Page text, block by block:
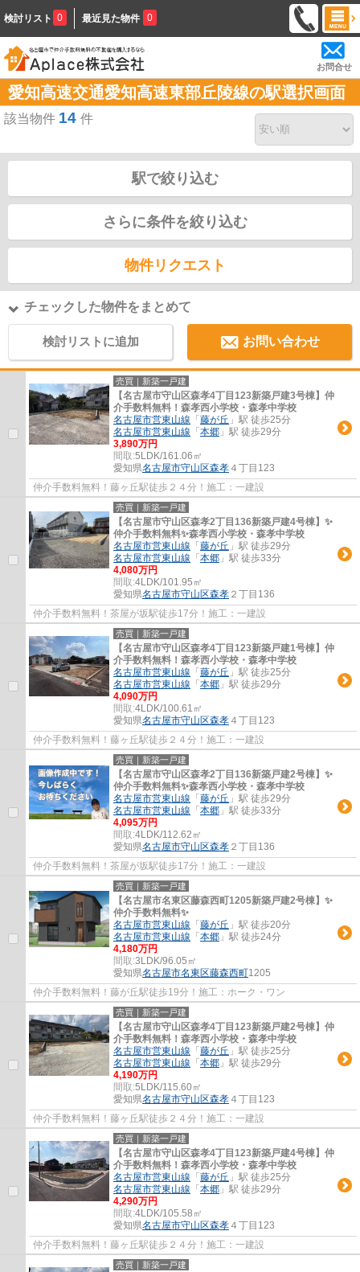
検討リスト 0 最近見た物件 0
お問合せ
愛知高速交通愛知高速東部丘陵線の駅選択画面
該当物件 14 件
駅で絞り込む
さらに条件を絞り込む
物件リクエスト
チェックした物件をまとめて
検討リストに追加 お問い合わせ
売買｜新築一戸建
【名古屋市守山区森孝4丁目123新築戸建3号棟】仲
介手数料無料！森孝西小学校・森孝中学校
名古屋市営東山線 「 藤が丘 」駅 徒歩25分
名古屋市営東山線 「 本郷 」駅 徒歩29分
3,890万円
間取:5LDK/161.06㎡
愛知県名古屋市守山区森孝 ４丁目123
仲介手数料無料！藤ヶ丘駅徒歩２４分！施工：一建設
売買｜新築一戸建
【名古屋市守山区森孝2丁目136新築戸建4号棟】✨️
仲介手数料無料✨️森孝西小学校・森孝中学校
名古屋市営東山線 「 藤が丘 」駅 徒歩29分
名古屋市営東山線 「 本郷 」駅 徒歩33分
4,080万円
間取:4LDK/101.95㎡
愛知県名古屋市守山区森孝 ２丁目136
仲介手数料無料！茶屋が坂駅徒歩17分！施工：一建設
売買｜新築一戸建
【名古屋市守山区森孝4丁目123新築戸建1号棟】仲
介手数料無料！森孝西小学校・森孝中学校
名古屋市営東山線 「 藤が丘 」駅 徒歩25分
名古屋市営東山線 「 本郷 」駅 徒歩29分
4,090万円
間取:4LDK/100.61㎡
愛知県名古屋市守山区森孝 ４丁目123
仲介手数料無料！藤ヶ丘駅徒歩２４分！施工：一建設
売買｜新築一戸建
【名古屋市守山区森孝2丁目136新築戸建2号棟】✨️
仲介手数料無料✨️森孝西小学校・森孝中学校
名古屋市営東山線 「 藤が丘 」駅 徒歩29分
名古屋市営東山線 「 本郷 」駅 徒歩33分
4,095万円
間取:4LDK/112.62㎡
愛知県名古屋市守山区森孝 ２丁目136
仲介手数料無料！茶屋が坂駅徒歩17分！施工：一建設
売買｜新築一戸建
【名古屋市名東区藤森西町1205新築戸建2号棟】✨️
仲介手数料無料✨️
名古屋市営東山線 「 藤が丘 」駅 徒歩20分
名古屋市営東山線 「 本郷 」駅 徒歩24分
4,180万円
間取:3LDK/96.05㎡
愛知県名古屋市名東区藤森西町1205
仲介手数料無料！藤が丘駅徒歩19分！施工：ホーク・ワン
売買｜新築一戸建
【名古屋市守山区森孝4丁目123新築戸建2号棟】仲
介手数料無料！森孝西小学校・森孝中学校
名古屋市営東山線 「 藤が丘 」駅 徒歩25分
名古屋市営東山線 「 本郷 」駅 徒歩29分
4,190万円
間取:5LDK/115.60㎡
愛知県名古屋市守山区森孝 ４丁目123
仲介手数料無料！藤ヶ丘駅徒歩２４分！施工：一建設
売買｜新築一戸建
【名古屋市守山区森孝4丁目123新築戸建4号棟】仲
介手数料無料！森孝西小学校・森孝中学校
名古屋市営東山線 「 藤が丘 」駅 徒歩25分
名古屋市営東山線 「 本郷 」駅 徒歩29分
4,290万円
間取:4LDK/105.58㎡
愛知県名古屋市守山区森孝 ４丁目123
仲介手数料無料！藤ヶ丘駅徒歩２４分！施工：一建設
売買｜新築一戸建